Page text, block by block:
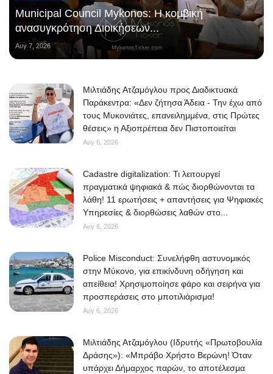
Municipal Council Mykonos: Η κομβική
ανασυγκρότηση Διοικήσεων...
Αυγ 7, 2026
Μιλτιάδης Ατζαμόγλου προς Διαδικτυακά
Παράκεντρα: «Δεν ζήτησα Άδεια - Την έχω από
τους Μυκονιάτες, επανειλημμένα, στις Πρώτες
θέσεις» η Αξιοπρέπεια δεν Πιστοποιείται
Αυγ 6, 2026
Cadastre digitalization: Τι λειτουργεί
πραγματικά ψηφιακά & πώς διορθώνονται τα
λάθη! 11 ερωτήσεις + απαντήσεις για Ψηφιακές
Υπηρεσίες & διορθώσεις λαθών στο...
Αυγ 6, 2026
Police Misconduct: Συνελήφθη αστυνομικός
στην Μύκονο, για επικίνδυνη οδήγηση και
απείθεια! Χρησιμοποίησε φάρο και σειρήνα για
προσπεράσεις στο μποτιλιάρισμα!
Αυγ 6, 2026
Μιλτιάδης Ατζαμόγλου (Ιδρυτής «Πρωτοβουλία
Δράσης»): «Μπράβο Χρήστο Βερώνη! Όταν
υπάρχει Δήμαρχος παρών, το αποτέλεσμα